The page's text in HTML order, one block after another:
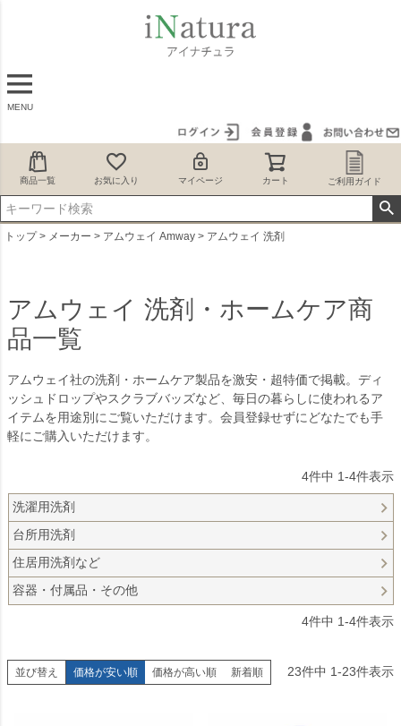
MENU
商品一覧 お気に入り マイページ カート ご利用ガイド
トップ メーカー アムウェイ Amway アムウェイ 洗剤
アムウェイ 洗剤・ホームケア商
品一覧
アムウェイ社の洗剤・ホームケア製品を激安・超特価で掲載。ディ
ッシュドロップやスクラブバッズなど、毎日の暮らしに使われるア
イテムを用途別にご覧いただけます。会員登録せずにどなたでも手
軽にご購入いただけます。
4件中 1-4件表示
洗濯用洗剤
台所用洗剤
住居用洗剤など
容器・付属品・その他
4件中 1-4件表示
並び替え 価格が安い順 価格が高い順 新着順 23件中 1-23件表示